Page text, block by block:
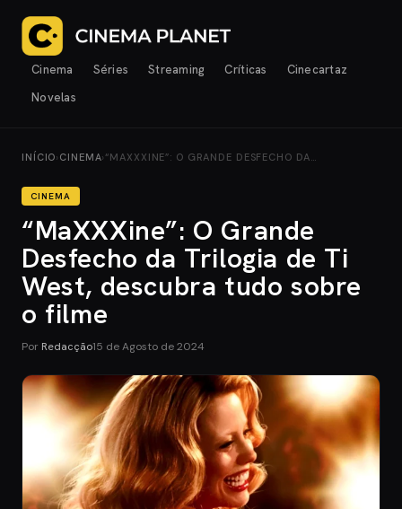
Cinema Séries Streaming Críticas
Cinecartaz
Novelas
INÍCIO› CINEMA›“MAXXXINE”: O GRANDE DESFECHO DA…
CINEMA
“MaXXXine”: O Grande
Desfecho da Trilogia de Ti
West, descubra tudo sobre
o filme
Por Redacção15 de Agosto de 2024